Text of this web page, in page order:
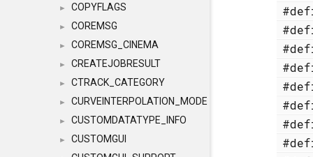
► COPYFLAGS
► COREMSG
► COREMSG_CINEMA
► CREATEJOBRESULT
► CTRACK_CATEGORY
► CURVEINTERPOLATION_MODE
► CUSTOMDATATYPE_INFO
► CUSTOMGUI